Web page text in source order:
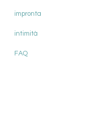
impronta
intimità
FAQ